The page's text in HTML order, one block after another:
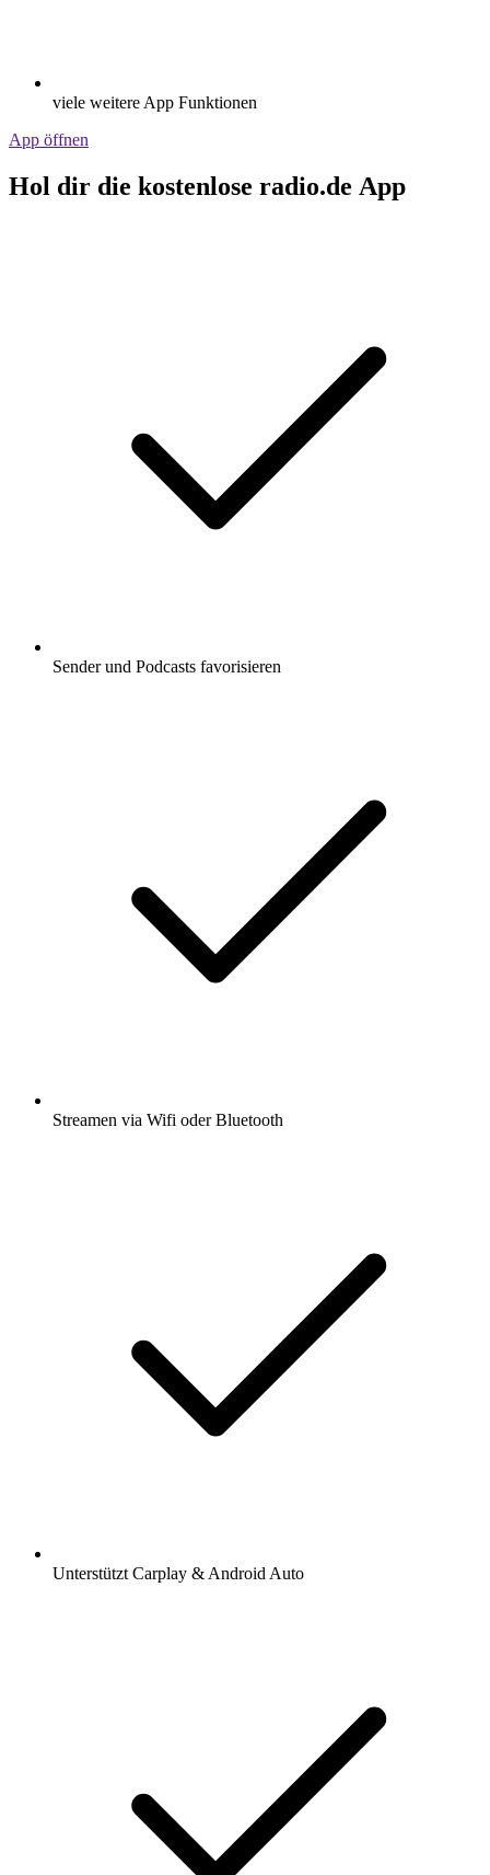
viele weitere App Funktionen
App öffnen
Hol dir die kostenlose radio.de App
Sender und Podcasts favorisieren
Streamen via Wifi oder Bluetooth
Unterstützt Carplay & Android Auto